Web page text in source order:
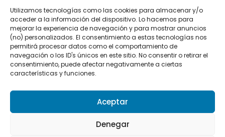
Utilizamos tecnologías como las cookies para almacenar y/o
acceder a la información del dispositivo. Lo hacemos para
mejorar la experiencia de navegación y para mostrar anuncios
(no) personalizados. El consentimiento a estas tecnologías nos
permitirá procesar datos como el comportamiento de
navegación o los ID's únicos en este sitio. No consentir o retirar el
consentimiento, puede afectar negativamente a ciertas
características y funciones.
Aceptar
Denegar
+34 662 342 177
info@vkssport.com
SÍGUENOS
Política de privacidad
Política de cookies